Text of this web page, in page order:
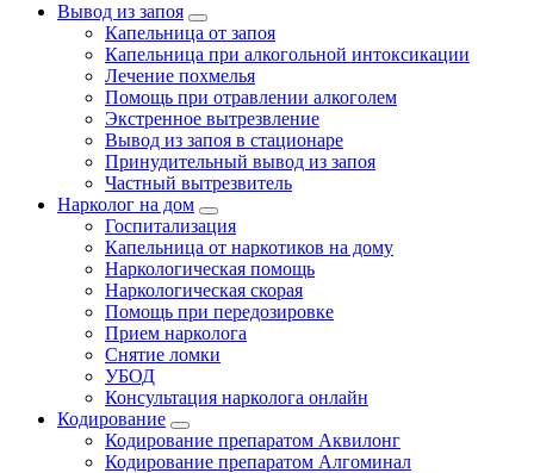
Вывод из запоя
Капельница от запоя
Капельница при алкогольной интоксикации
Лечение похмелья
Помощь при отравлении алкоголем
Экстренное вытрезвление
Вывод из запоя в стационаре
Принудительный вывод из запоя
Частный вытрезвитель
Нарколог на дом
Госпитализация
Капельница от наркотиков на дому
Наркологическая помощь
Наркологическая скорая
Помощь при передозировке
Прием нарколога
Снятие ломки
УБОД
Консультация нарколога онлайн
Кодирование
Кодирование препаратом Аквилонг
Кодирование препаратом Алгоминал